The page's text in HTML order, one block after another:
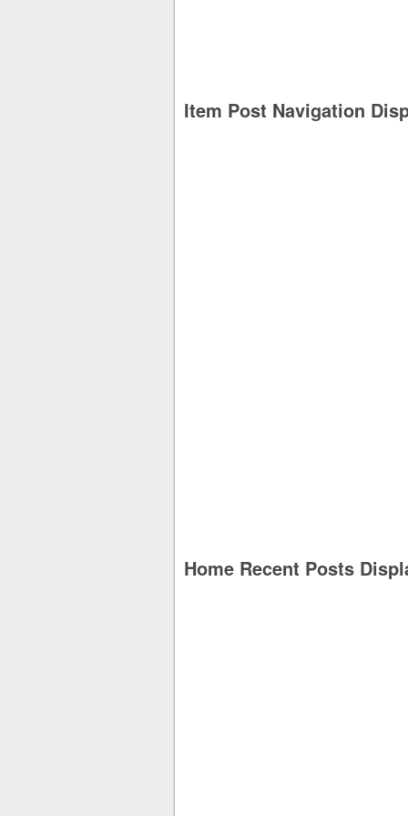
Item Post Navigation
Home Recent Posts